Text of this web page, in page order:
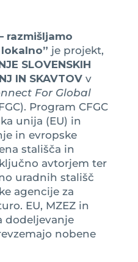
razmišljamo
je projekt,
SLOVENSKIH
IN SKAVTOV v
For Global
Program CFGC
unija (EU) in
in evropske
stališča in
avtorjem ter
uradnih stališč
agencije za
EU, MZEZ in
dodeljevanje
nobene